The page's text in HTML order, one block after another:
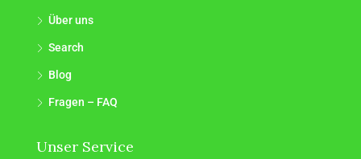
Über uns
Search
Blog
Fragen – FAQ
Unser Service